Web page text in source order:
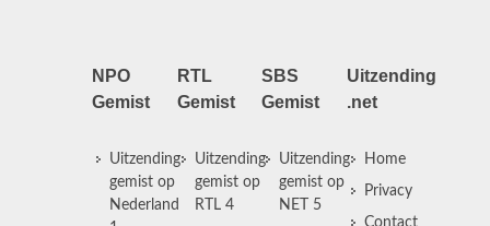
NPO
Gemist
Uitzending
gemist op
Nederland
RTL
Gemist
Uitzending
gemist op
RTL 4
SBS
Gemist
Uitzending
gemist op
NET 5
Uitzending
.net
Home
Privacy
Contact